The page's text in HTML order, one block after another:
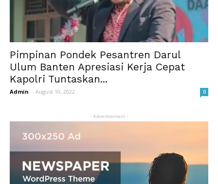
Pimpinan Pondek Pesantren Darul
Ulum Banten Apresiasi Kerja Cepat
Kapolri Tuntaskan...
Admin - August 10, 2022 0
- Advertisement -